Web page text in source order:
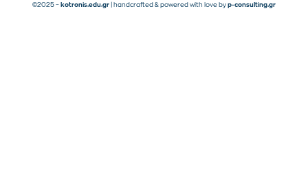
©2025 – kotronis.edu.gr | handcrafted & powered with love by p-consulting.gr